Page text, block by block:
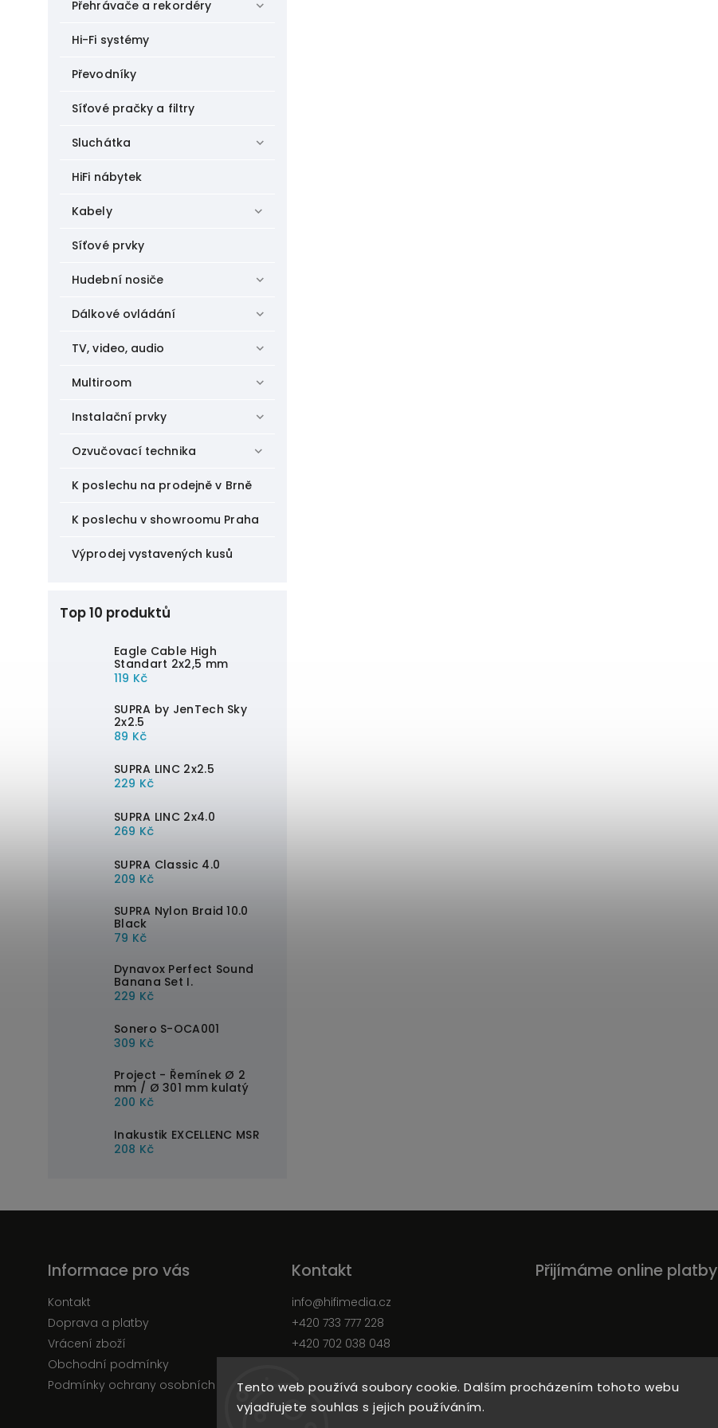
Tento web používá soubory cookie. Dalším procházením tohoto webu
vyjadřujete souhlas s jejich používáním.
Přehrávače a rekordéry
Hi-Fi systémy
Převodníky
Síťové pračky a filtry
Sluchátka
HiFi nábytek
Kabely
Síťové prvky
Hudební nosiče
Dálkové ovládání
TV, video, audio
Multiroom
Instalační prvky
Ozvučovací technika
K poslechu na prodejně v Brně
K poslechu v showroomu Praha
Výprodej vystavených kusů
Top 10 produktů
Eagle Cable High
Standart 2x2,5 mm
119 Kč
SUPRA by JenTech Sky
2x2.5
89 Kč
SUPRA LINC 2x2.5
229 Kč
SUPRA LINC 2x4.0
269 Kč
SUPRA Classic 4.0
209 Kč
SUPRA Nylon Braid 10.0
Black
79 Kč
Dynavox Perfect Sound
Banana Set I.
229 Kč
Sonero S-OCA001
309 Kč
Project - Řemínek Ø 2
mm / Ø 301 mm kulatý
200 Kč
Inakustik EXCELLENC MSR
208 Kč
Informace pro vás
Kontakt
Doprava a platby
Vrácení zboží
Obchodní podmínky
Podmínky ochrany osobních údajů
Kontakt
info@hifimedia.cz
+420 733 777 228
+420 702 038 048
Přijímáme online platby